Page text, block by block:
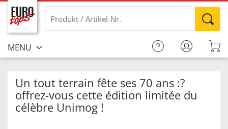
MENU
Un tout terrain fête ses 70 ans :?
offrez-vous cette édition limitée du
célèbre Unimog !